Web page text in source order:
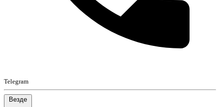
Telegram
Везде